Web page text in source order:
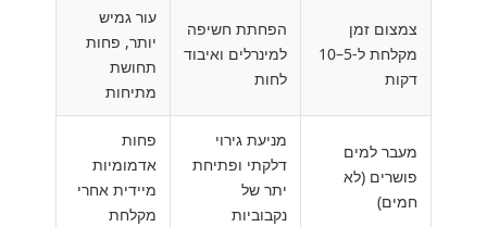
צמצום זמן
מקלחת ל-5–10
דקות
הפחתת חשיפה
למינרלים ואיבוד
לחות
עור גמיש
יותר, פחות
תחושת
מתיחות
מעבר למים
פושרים (לא
חמים)
מניעת גירוי
דלקתי ופתיחת
יתר של
נקבוביות
פחות
אדמומיות
מיידית אחרי
מקלחת